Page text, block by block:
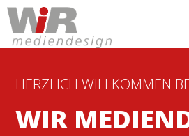
HERZLICH WILLKOMMEN
WIR
KREATIV • INNOVATIV •